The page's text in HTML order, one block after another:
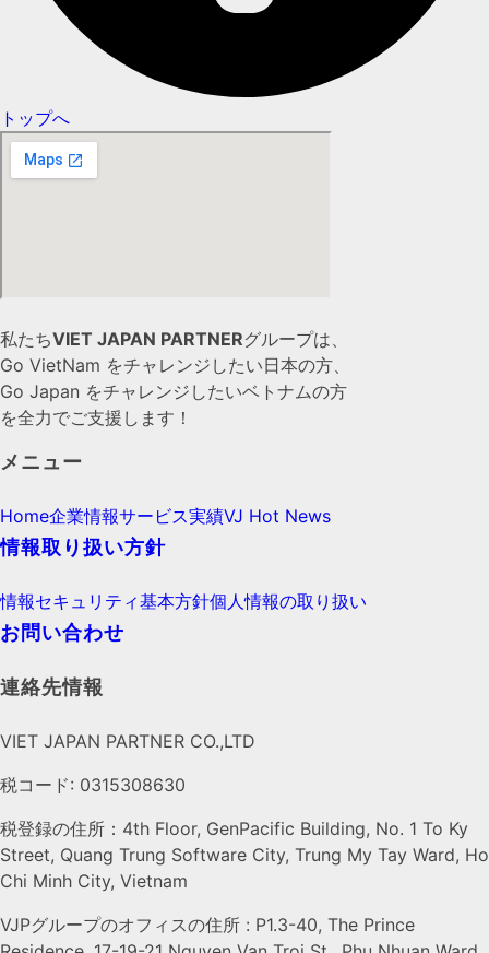
トップへ
私たちVIET JAPAN PARTNERグループは、
Go VietNam をチャレンジしたい日本の方、
Go Japan をチャレンジしたいベトナムの方
を全力でご支援します！
メニュー
Home企業情報サービス実績VJ Hot News
情報取り扱い方針
情報セキュリティ基本方針個人情報の取り扱い
お問い合わせ
連絡先情報
VIET JAPAN PARTNER CO.,LTD
税コード: 0315308630
税登録の住所：4th Floor, GenPacific Building, No. 1 To Ky
Street, Quang Trung Software City, Trung My Tay Ward, Ho
Chi Minh City, Vietnam
VJPグループのオフィスの住所 : P1.3-40, The Prince